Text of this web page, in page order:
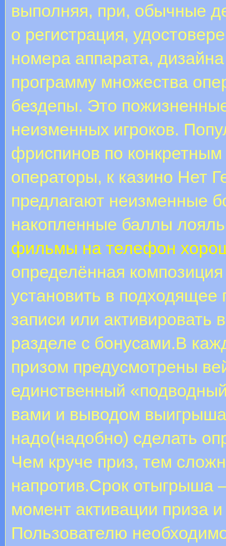
выполняя, при, обычные
о регистрация,
номера аппарата,
программу множества
бездепы. Это
неизменных игроков.
фриспинов по
операторы, к казино Нет
предлагают неизменные
накопленные баллы
фильмы на телефон
определённая
установить в подходящее
записи или активировать
разделе с бонусами.В
призом предусмотрены
единственный
вами и выводом
надо(надобно) сделать
Чем круче приз, тем
напротив.Срок отыгрыша
момент активации приза
Пользователю